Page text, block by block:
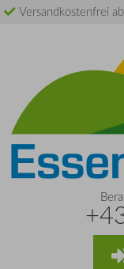
Versandkostenfrei